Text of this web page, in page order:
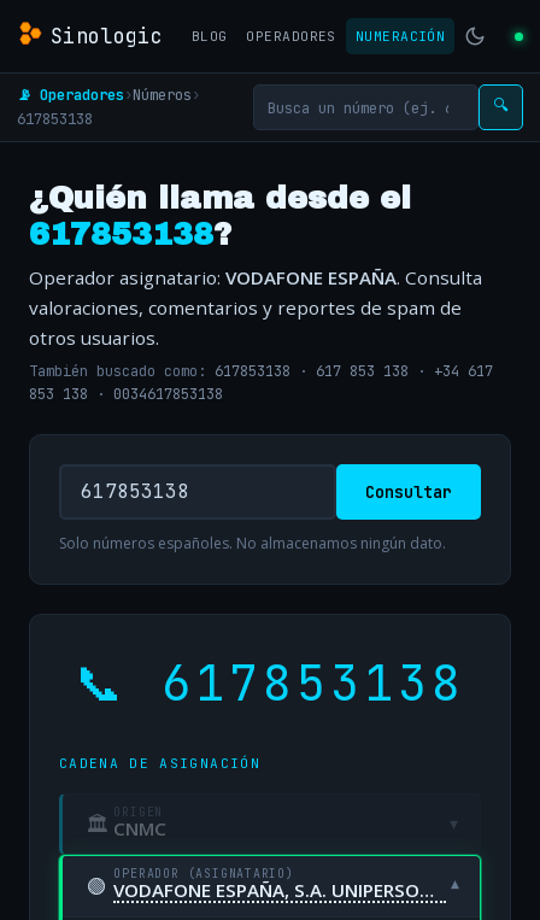
Sinologic BLOG OPERADORES NUMERACIÓN
📡 Operadores›Números›
617853138
🔍
¿Quién llama desde el
617853138?
Operador asignatario: VODAFONE ESPAÑA. Consulta
valoraciones, comentarios y reportes de spam de
otros usuarios.
También buscado como: 617853138 · 617 853 138 · +34 617
853 138 · 0034617853138
Consultar
Solo números españoles. No almacenamos ningún dato.
📞 617853138
CADENA DE ASIGNACIÓN
🏛 ORIGEN
CNMC ▾
🟢 OPERADOR (ASIGNATARIO)
VODAFONE ESPAÑA, S.A. UNIPERSONAL ▾